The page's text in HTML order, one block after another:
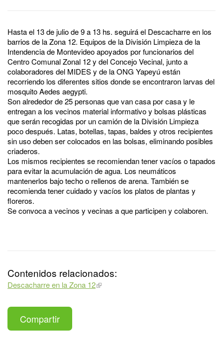
Hasta el 13 de julio de 9 a 13 hs. seguirá el Descacharre en los
barrios de la Zona 12. Equipos de la División Limpieza de la
Intendencia de Montevideo apoyados por funcionarios del
Centro Comunal Zonal 12 y del Concejo Vecinal, junto a
colaboradores del MIDES y de la ONG Yapeyú están
recorriendo los diferentes sitios donde se encontraron larvas del
mosquito Aedes aegypti.
Son alrededor de 25 personas que van casa por casa y le
entregan a los vecinos material informativo y bolsas plásticas
que serán recogidas por un camión de la División Limpieza
poco después. Latas, botellas, tapas, baldes y otros recipientes
sin uso deben ser colocados en las bolsas, eliminando posibles
criaderos.
Los mismos recipientes se recomiendan tener vacíos o tapados
para evitar la acumulación de agua. Los neumáticos
mantenerlos bajo techo o rellenos de arena. También se
recomienda tener cuidado y vacíos los platos de plantas y
floreros.
Se convoca a vecinos y vecinas a que participen y colaboren.
Contenidos relacionados:
Descacharre en la Zona 12
Compartir